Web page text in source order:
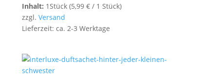
Inhalt: 1Stück (5,99 €/ 1 Stück)
zzgl. Versand
Lieferzeit: ca. 2-3 Werktage